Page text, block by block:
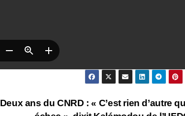
Deux ans du CNRD : « C’est rien d’autre